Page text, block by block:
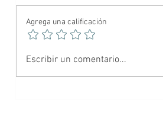
🕷️ Spider-Noir: El Hombre
Araña más oscuro del
Agrega una calificación
Escribir un comentario...